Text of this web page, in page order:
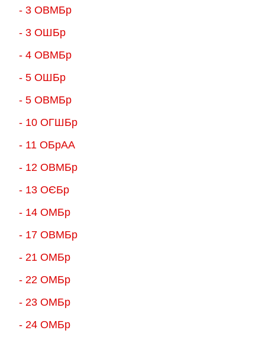
- 3 ОВМБр
- 3 ОШБр
- 4 ОВМБр
- 5 ОШБр
- 5 ОВМБр
- 10 ОГШБр
- 11 ОБрАА
- 12 ОВМБр
- 13 ОЄБр
- 14 ОМБр
- 17 ОВМБр
- 21 ОМБр
- 22 ОМБр
- 23 ОМБр
- 24 ОМБр